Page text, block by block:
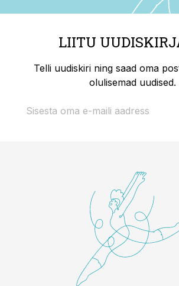
LIITU
Telli uudiskiri ning saad oma
olulisemad uudised.